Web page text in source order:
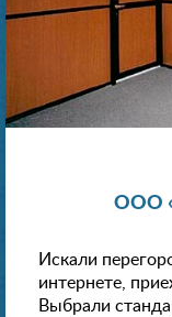
ООО
Искали
интернете,
Выбрали